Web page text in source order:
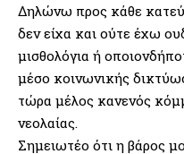
Δηλώνω προς κάθε
δεν είχα και ούτε έχω
μισθολόγια ή
μέσο κοινωνικής
τώρα μέλος κανενός
νεολαίας.
Σημειωτέο ότι η βάρος